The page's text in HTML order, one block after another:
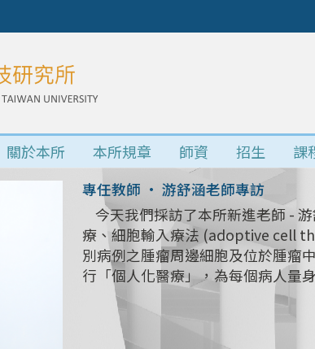
關於本所 本所規章 師資 招生 課
專任教師 • 游舒涵老師專訪
今天我們採訪了本所新進老師 -
療、細胞輸入療法 (adoptive cell
別病例之腫瘤周邊細胞及位於腫瘤
行「個人化醫療」，為每個病人量